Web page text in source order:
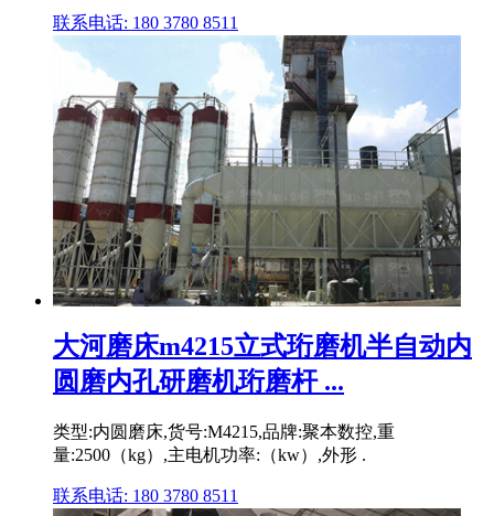
联系电话: 180 3780 8511
大河磨床m4215立式珩磨机半自动内
圆磨内孔研磨机珩磨杆 ...
类型:内圆磨床,货号:M4215,品牌:聚本数控,重
量:2500（kg）,主电机功率:（kw）,外形 .
联系电话: 180 3780 8511